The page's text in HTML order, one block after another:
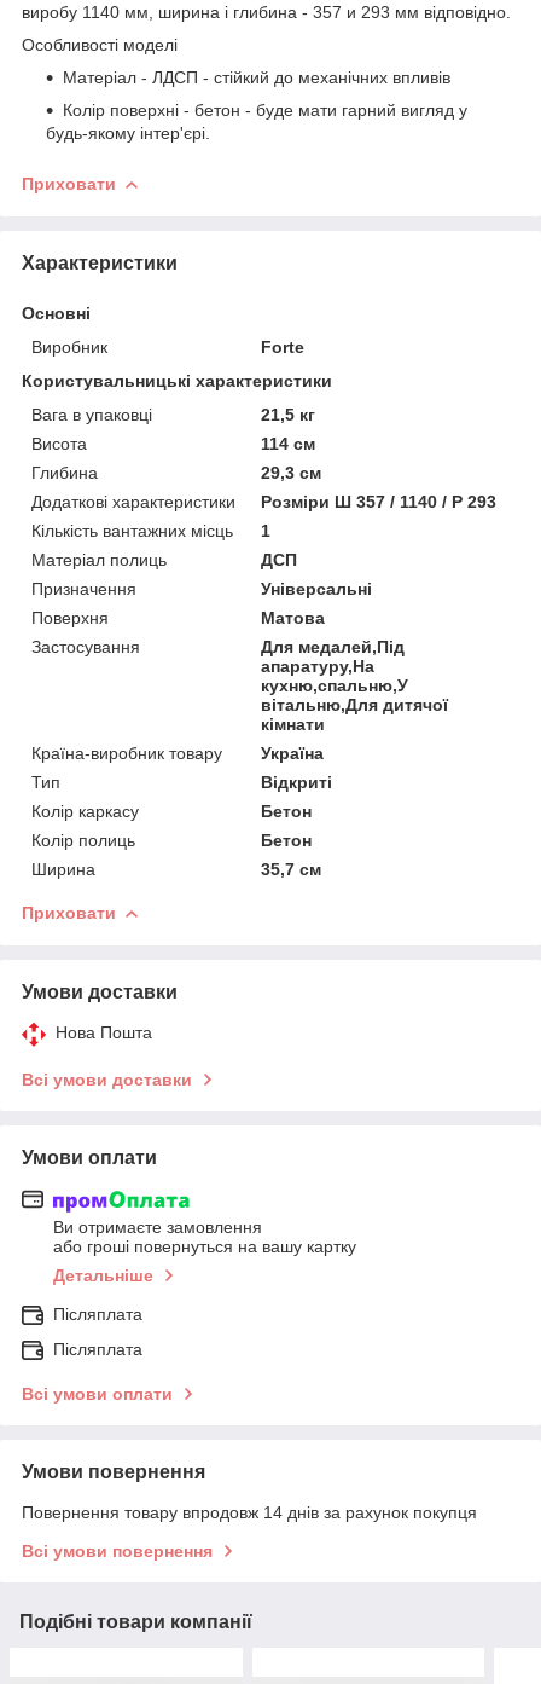
виробу 1140 мм, ширина і глибина - 357 и 293 мм відповідно.
Особливості моделі
Матеріал - ЛДСП - стійкий до механічних впливів
Колір поверхні - бетон - буде мати гарний вигляд у
будь-якому інтер'єрі.
Приховати
Характеристики
Основні
Виробник
Forte
Користувальницькі характеристики
Вага в упаковці
21,5 кг
Висота
114 см
Глибина
29,3 см
Додаткові характеристики
Розміри Ш 357 / 1140 / Р 293
Кількість вантажних місць
1
Матеріал полиць
ДСП
Призначення
Універсальні
Поверхня
Матова
Застосування
Для медалей,Під
апаратуру,На
кухню,спальню,У
вітальню,Для дитячої
кімнати
Країна-виробник товару
Україна
Тип
Відкриті
Колір каркасу
Бетон
Колір полиць
Бетон
Ширина
35,7 см
Приховати
Умови доставки
Нова Пошта
Всі умови доставки
Умови оплати
Ви отримаєте замовлення
або гроші повернуться на вашу картку
Детальніше
Післяплата
Післяплата
Всі умови оплати
Умови повернення
Повернення товару впродовж 14 днів за рахунок покупця
Всі умови повернення
Подібні товари компанії